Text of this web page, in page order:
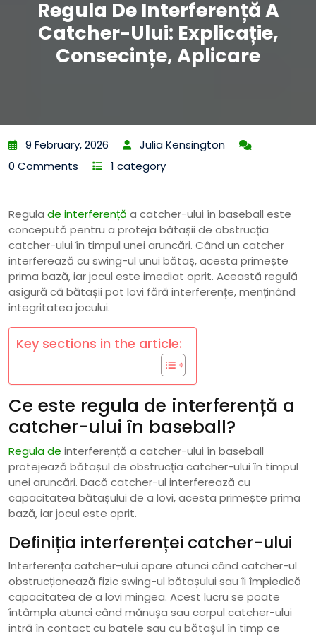
Regula De Interferență A
Catcher-Ului: Explicație,
Consecințe, Aplicare
9 February, 2026
Julia Kensington
0 Comments
1 category
Regula de interferență a catcher-ului în baseball este
concepută pentru a proteja bătașii de obstrucția
catcher-ului în timpul unei aruncări. Când un catcher
interferează cu swing-ul unui bătaș, acesta primește
prima bază, iar jocul este imediat oprit. Această regulă
asigură că bătașii pot lovi fără interferențe, menținând
integritatea jocului.
Key sections in the article:
Ce este regula de interferență a
catcher-ului în baseball?
Regula de interferență a catcher-ului în baseball
protejează bătașul de obstrucția catcher-ului în timpul
unei aruncări. Dacă catcher-ul interferează cu
capacitatea bătașului de a lovi, acesta primește prima
bază, iar jocul este oprit.
Definiția interferenței catcher-ului
Interferența catcher-ului apare atunci când catcher-ul
obstrucționează fizic swing-ul bătașului sau îi împiedică
capacitatea de a lovi mingea. Acest lucru se poate
întâmpla atunci când mănușa sau corpul catcher-ului
intră în contact cu batele sau cu bătașul în timp ce